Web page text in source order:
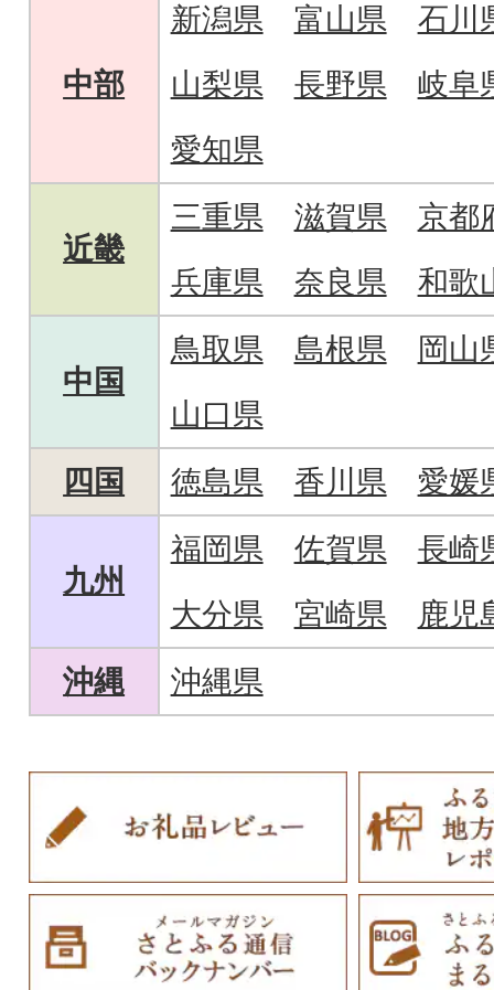
中部
新潟県 富山県
石川
山梨県
長野県
岐阜
愛知県
近畿
三重県 滋賀県
京都
兵庫県
奈良県 和歌
中国
鳥取県 島根県
岡山
山口県
四国
徳島県 香川県 愛媛
九州
福岡県 佐賀県
長崎
大分県
宮崎県
鹿児
沖縄
沖縄県